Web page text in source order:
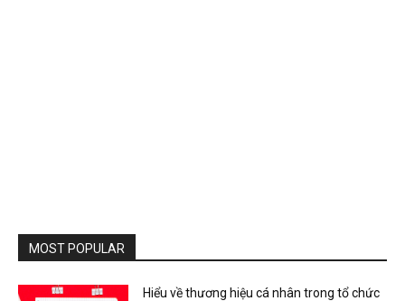
MOST POPULAR
Hiểu về thương hiệu cá nhân trong tổ chức